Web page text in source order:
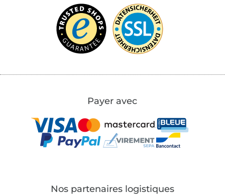
Payer avec
Nos partenaires logistiques